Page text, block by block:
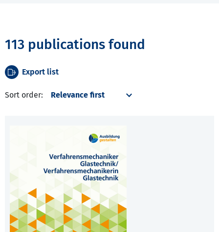
113 publications found
Export list
Sort order: